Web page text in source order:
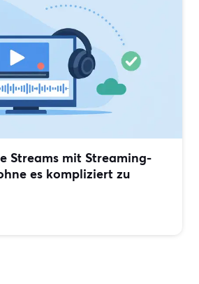
Streams mit Streaming-
es kompliziert zu